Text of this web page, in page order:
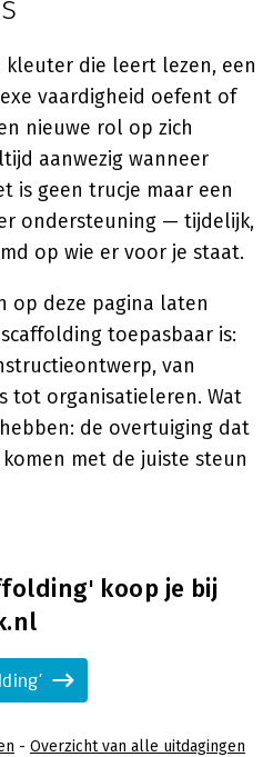
die leert lezen, een
vaardigheid oefent of
nieuwe rol op zich
aanwezig wanneer
is geen trucje maar een
ondersteuning — tijdelijk,
op wie er voor je staat.
op deze pagina laten
toepasbaar is:
van
tot organisatieleren. Wat
de overtuiging dat
met de juiste steun
koop je bij
- Overzicht van alle uitdagingen